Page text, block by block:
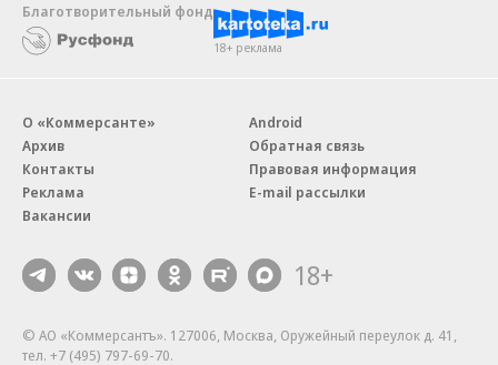
Благотворительный фонд
18+ реклама
О «Коммерсанте»
Архив
Контакты
Реклама
Вакансии
Android
Обратная связь
Правовая информация
E-mail рассылки
18+
© АО «Коммерсантъ». 127006, Москва, Оружейный переулок д. 41,
тел. +7 (495) 797-69-70.